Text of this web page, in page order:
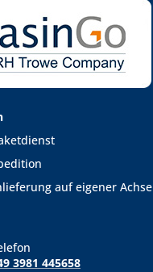
auf eigener Achse
3981 445658